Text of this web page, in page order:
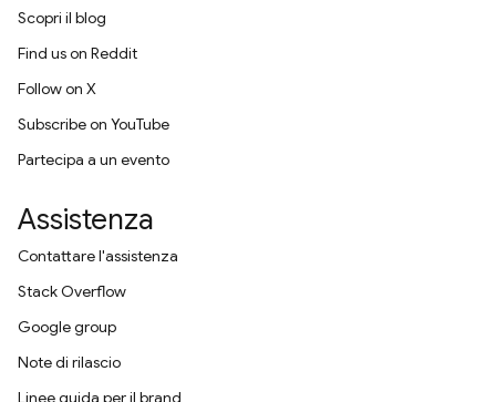
Scopri il blog
Find us on Reddit
Follow on X
Subscribe on YouTube
Partecipa a un evento
Assistenza
Contattare l'assistenza
Stack Overflow
Google group
Note di rilascio
Linee guida per il brand